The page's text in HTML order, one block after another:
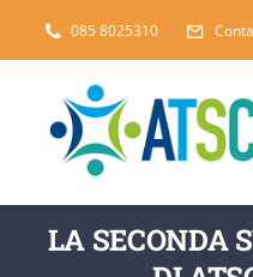
085 8025310
CHI SIAMO
LA SECONDA